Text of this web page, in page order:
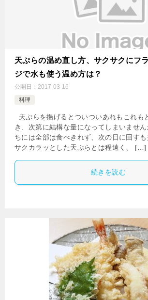
天ぷらの温め直し方、サクサクにフ
ジで水も使う温め方は？
公開日： 2017-03-16
料理
天ぷらを揚げるとついついあれもこれも
き、次第に結構な量になってしまいませ
ちには全部は食べきれず、次の日に回す
サクカラッとした天ぷらとは程遠く、 […]
続きを読む